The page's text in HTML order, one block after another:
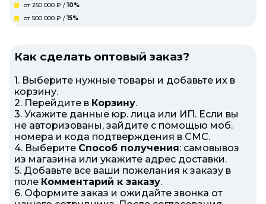
от 250 000 ₽ /10%
от 500 000 ₽ /15%
Как сделать оптовый заказ?
1. Выберите нужные товары и добавьте их в
корзину.
2. Перейдите в Корзину.
3. Укажите данные юр. лица или ИП. Если вы
не авторизованы, зайдите с помощью моб.
номера и кода подтверждения в СМС.
4. Выберите Способ получения: самовывоз
из магазина или укажите адрес доставки.
5. Добавьте все ваши пожелания к заказу в
поле Комментарий к заказу.
6. Оформите заказ и ожидайте звонка от